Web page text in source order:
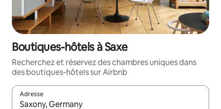
Boutiques-hôtels à Saxe
Recherchez et réservez des chambres uniques dans
des boutiques-hôtels sur Airbnb
Adresse
Lorsque les résultats s'affichent, utilisez les flèches vers le